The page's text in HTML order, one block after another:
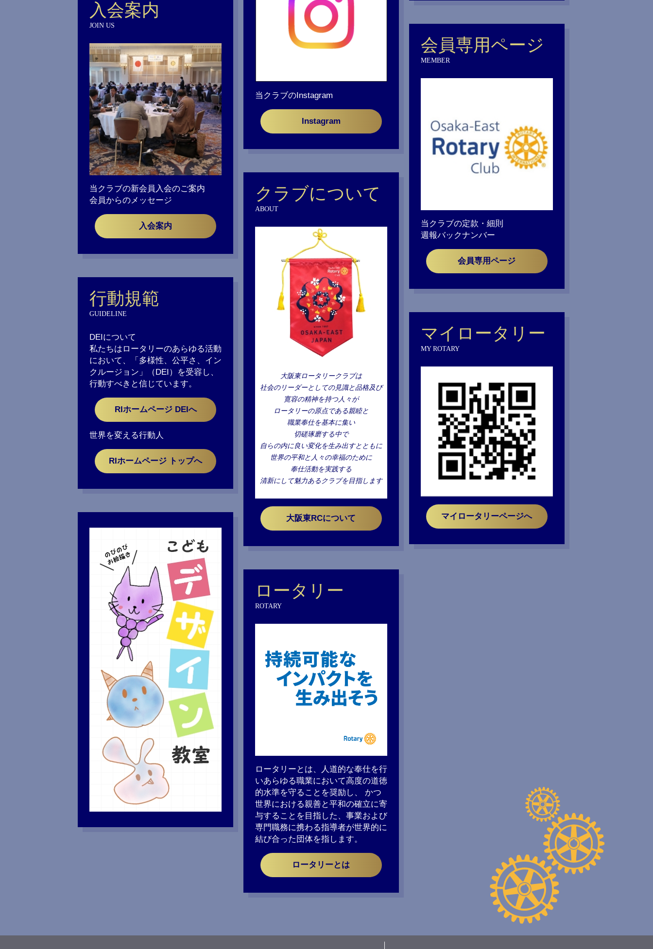
当クラブのInstagram
Instagram
入会案内
JOIN US
当クラブの新会員入会のご案内
会員からのメッセージ
入会案内
会員専用ページ
MEMBER
当クラブの定款・細則
週報バックナンバー
会員専用ページ
クラブについて
ABOUT
大阪東ロータリークラブは
社会のリーダーとしての見識と品格及び
寛容の精神を持つ人々が
ロータリーの原点である親睦と
職業奉仕を基本に集い
切磋琢磨する中で
自らの内に良い変化を生み出すとともに
世界の平和と人々の幸福のために
奉仕活動を実践する
清新にして魅力あるクラブを目指します
大阪東RCについて
行動規範
GUIDELINE
DEIについて
私たちはロータリーのあらゆる活動
において、「多様性、公平さ、イン
クルージョン」（DEI）を受容し、
行動すべきと信じています。
RIホームページ DEIへ
世界を変える行動人
RIホームページ トップへ
マイロータリー
MY ROTARY
マイロータリーページへ
ロータリー
ROTARY
ロータリーとは、人道的な奉仕を行
いあらゆる職業において高度の道徳
的水準を守ることを奨励し、 かつ
世界における親善と平和の確立に寄
与することを目指した、事業および
専門職務に携わる指導者が世界的に
結び合った団体を指します。
ロータリーとは